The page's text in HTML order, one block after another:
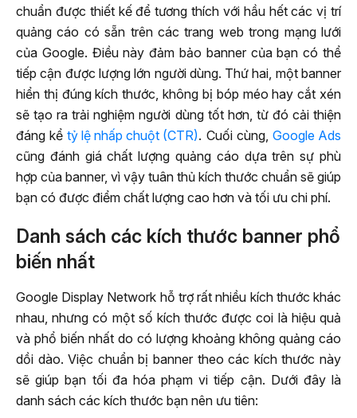
chuẩn được thiết kế để tương thích với hầu hết các vị trí
quảng cáo có sẵn trên các trang web trong mạng lưới
của Google. Điều này đảm bảo banner của bạn có thể
tiếp cận được lượng lớn người dùng. Thứ hai, một banner
hiển thị đúng kích thước, không bị bóp méo hay cắt xén
sẽ tạo ra trải nghiệm người dùng tốt hơn, từ đó cải thiện
đáng kểtỷ lệ nhấp chuột (CTR). Cuối cùng,Google Ads
cũng đánh giá chất lượng quảng cáo dựa trên sự phù
hợp của banner, vì vậy tuân thủ kích thước chuẩn sẽ giúp
bạn có được điểm chất lượng cao hơn và tối ưu chi phí.
Danh sách các kích thước banner phổ
biến nhất
Google Display Network hỗ trợ rất nhiều kích thước khác
nhau, nhưng có một số kích thước được coi là hiệu quả
và phổ biến nhất do có lượng khoảng không quảng cáo
dồi dào. Việc chuẩn bị banner theo các kích thước này
sẽ giúp bạn tối đa hóa phạm vi tiếp cận. Dưới đây là
danh sách các kích thước bạn nên ưu tiên: